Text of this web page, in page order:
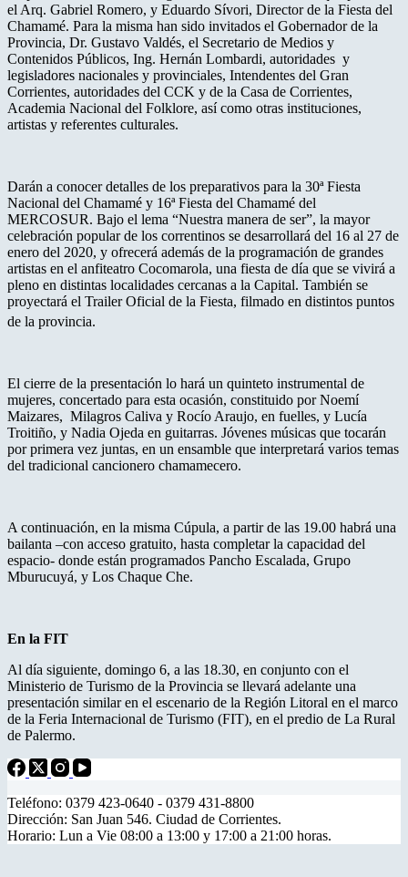
el Arq. Gabriel Romero, y Eduardo Sívori, Director de la Fiesta del
Chamamé. Para la misma han sido invitados el Gobernador de la
Provincia, Dr. Gustavo Valdés, el Secretario de Medios y
Contenidos Públicos, Ing. Hernán Lombardi, autoridades y
legisladores nacionales y provinciales, Intendentes del Gran
Corrientes, autoridades del CCK y de la Casa de Corrientes,
Academia Nacional del Folklore, así como otras instituciones,
artistas y referentes culturales.
Darán a conocer detalles de los preparativos para la 30ª Fiesta
Nacional del Chamamé y 16ª Fiesta del Chamamé del
MERCOSUR. Bajo el lema “Nuestra manera de ser”, la mayor
celebración popular de los correntinos se desarrollará del 16 al 27 de
enero del 2020, y ofrecerá además de la programación de grandes
artistas en el anfiteatro Cocomarola, una fiesta de día que se vivirá a
pleno en distintas localidades cercanas a la Capital. También se
proyectará el Trailer Oficial de la Fiesta, filmado en distintos puntos
de la provincia.
El cierre de la presentación lo hará un quinteto instrumental de
mujeres, concertado para esta ocasión, constituido por Noemí
Maizares, Milagros Caliva y Rocío Araujo, en fuelles, y Lucía
Troitiño, y Nadia Ojeda en guitarras. Jóvenes músicas que tocarán
por primera vez juntas, en un ensamble que interpretará varios temas
del tradicional cancionero chamamecero.
A continuación, en la misma Cúpula, a partir de las 19.00 habrá una
bailanta –con acceso gratuito, hasta completar la capacidad del
espacio- donde están programados Pancho Escalada, Grupo
Mburucuyá, y Los Chaque Che.
En la FIT
Al día siguiente, domingo 6, a las 18.30, en conjunto con el
Ministerio de Turismo de la Provincia se llevará adelante una
presentación similar en el escenario de la Región Litoral en el marco
de la Feria Internacional de Turismo (FIT), en el predio de La Rural
de Palermo.
Teléfono: 0379 423-0640 - 0379 431-8800
Dirección: San Juan 546. Ciudad de Corrientes.
Horario: Lun a Vie 08:00 a 13:00 y 17:00 a 21:00 horas.